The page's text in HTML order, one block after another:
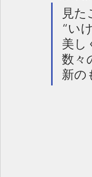
見
“い
美し
数々
新の